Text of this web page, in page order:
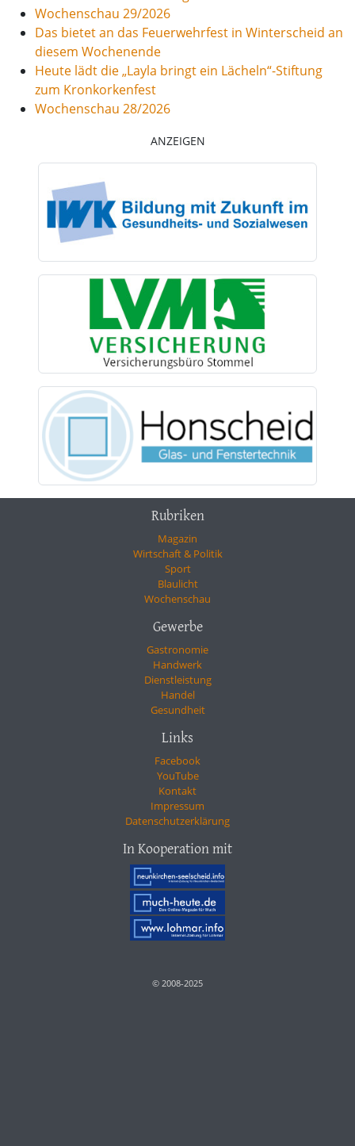
Wochenschau 29/2026
Das bietet an das Feuerwehrfest in Winterscheid an
diesem Wochenende
Heute lädt die „Layla bringt ein Lächeln“-Stiftung
zum Kronkorkenfest
Wochenschau 28/2026
ANZEIGEN
Rubriken
Magazin
Wirtschaft & Politik
Sport
Blaulicht
Wochenschau
Gewerbe
Gastronomie
Handwerk
Dienstleistung
Handel
Gesundheit
Links
Facebook
YouTube
Kontakt
Impressum
Datenschutzerklärung
In Kooperation mit
© 2008-2025